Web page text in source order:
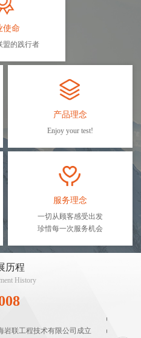
使命
盟的践行者
产品理念
Enjoy your test!
服务理念
一切从顾客感受出发
珍惜每一次服务机会
历程
History
岩联工程技术有限公司成立
▸静载荷
▸地基基